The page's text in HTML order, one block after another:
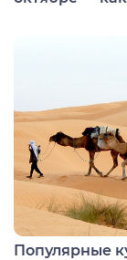
Популярные